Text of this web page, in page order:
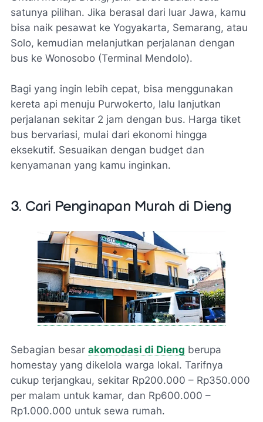
satunya pilihan. Jika berasal dari luar Jawa, kamu
bisa naik pesawat ke Yogyakarta, Semarang, atau
Solo, kemudian melanjutkan perjalanan dengan
bus ke Wonosobo (Terminal Mendolo).
Bagi yang ingin lebih cepat, bisa menggunakan
kereta api menuju Purwokerto, lalu lanjutkan
perjalanan sekitar 2 jam dengan bus. Harga tiket
bus bervariasi, mulai dari ekonomi hingga
eksekutif. Sesuaikan dengan budget dan
kenyamanan yang kamu inginkan.
3. Cari Penginapan Murah di Dieng
Sebagian besar akomodasi di Dieng berupa
homestay yang dikelola warga lokal. Tarifnya
cukup terjangkau, sekitar Rp200.000 – Rp350.000
per malam untuk kamar, dan Rp600.000 –
Rp1.000.000 untuk sewa rumah.